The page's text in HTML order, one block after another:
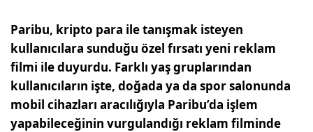
Paribu, kripto para ile tanışmak isteyen
kullanıcılara sunduğu özel fırsatı yeni reklam
filmi ile duyurdu. Farklı yaş gruplarından
kullanıcıların işte, doğada ya da spor salonunda
mobil cihazları aracılığıyla Paribu’da işlem
yapabileceğinin vurgulandığı reklam filminde